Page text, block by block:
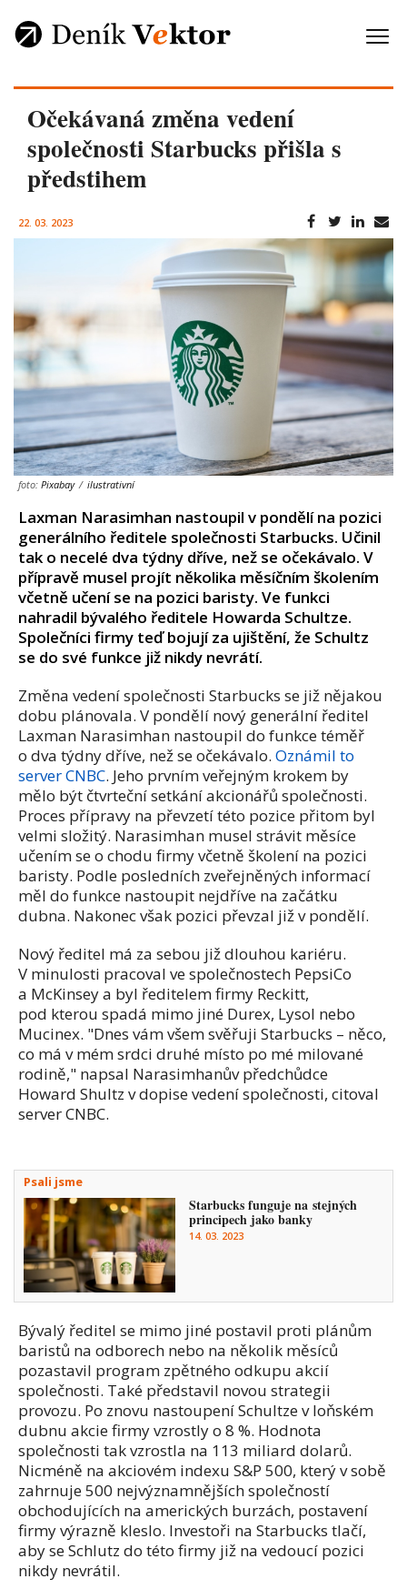
Očekávaná změna vedení
společnosti Starbucks přišla s
předstihem
22. 03. 2023
foto: Pixabay / ilustrativní
Laxman Narasimhan nastoupil v pondělí na pozici
generálního ředitele společnosti Starbucks. Učinil
tak o necelé dva týdny dříve, než se očekávalo. V
přípravě musel projít několika měsíčním školením
včetně učení se na pozici baristy. Ve funkci
nahradil bývalého ředitele Howarda Schultze.
Společníci firmy teď bojují za ujištění, že Schultz
se do své funkce již nikdy nevrátí.
Změna vedení společnosti Starbucks se již nějakou
dobu plánovala. V pondělí nový generální ředitel
Laxman Narasimhan nastoupil do funkce téměř
o dva týdny dříve, než se očekávalo. Oznámil to
server CNBC. Jeho prvním veřejným krokem by
mělo být čtvrteční setkání akcionářů společnosti.
Proces přípravy na převzetí této pozice přitom byl
velmi složitý. Narasimhan musel strávit měsíce
učením se o chodu firmy včetně školení na pozici
baristy. Podle posledních zveřejněných informací
měl do funkce nastoupit nejdříve na začátku
dubna. Nakonec však pozici převzal již v pondělí.
Nový ředitel má za sebou již dlouhou kariéru.
V minulosti pracoval ve společnostech PepsiCo
a McKinsey a byl ředitelem firmy Reckitt,
pod kterou spadá mimo jiné Durex, Lysol nebo
Mucinex. "Dnes vám všem svěřuji Starbucks – něco,
co má v mém srdci druhé místo po mé milované
rodině," napsal Narasimhanův předchůdce
Howard Shultz v dopise vedení společnosti, citoval
server CNBC.
Psali jsme
Starbucks funguje na stejných
principech jako banky
14. 03. 2023
Bývalý ředitel se mimo jiné postavil proti plánům
baristů na odborech nebo na několik měsíců
pozastavil program zpětného odkupu akcií
společnosti. Také představil novou strategii
provozu. Po znovu nastoupení Schultze v loňském
dubnu akcie firmy vzrostly o 8 %. Hodnota
společnosti tak vzrostla na 113 miliard dolarů.
Nicméně na akciovém indexu S&P 500, který v sobě
zahrnuje 500 nejvýznamnějších společností
obchodujících na amerických burzách, postavení
firmy výrazně kleslo. Investoři na Starbucks tlačí,
aby se Schlutz do této firmy již na vedoucí pozici
nikdy nevrátil.